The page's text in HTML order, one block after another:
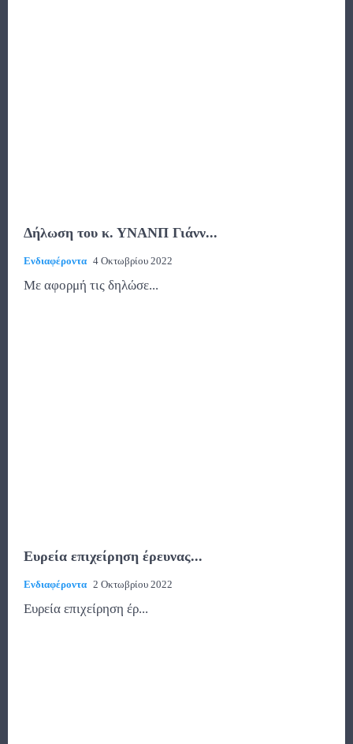
Δήλωση του κ. ΥΝΑΝΠ Γιάνν...
Ενδιαφέροντα 4 Οκτωβρίου 2022
Με αφορμή τις δηλώσε...
Ευρεία επιχείρηση έρευνας...
Ενδιαφέροντα 2 Οκτωβρίου 2022
Ευρεία επιχείρηση έρ...